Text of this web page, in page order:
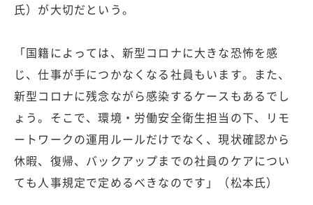
氏）が大切だという。
「国籍によっては、新型コロナに大きな恐怖を感
じ、仕事が手につかなくなる社員もいます。また、
新型コロナに残念ながら感染するケースもあるでし
ょう。そこで、環境・労働安全衛生担当の下、リモ
ートワークの運用ルールだけでなく、現状確認から
休暇、復帰、バックアップまでの社員のケアについ
ても人事規定で定めるべきなのです」（松本氏）